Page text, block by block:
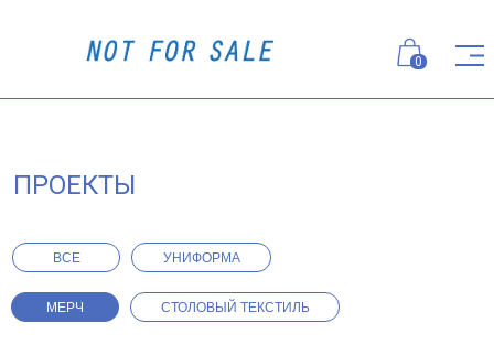
0
ПРОЕКТЫ
ВСЕ УНИФОРМА
МЕРЧ СТОЛОВЫЙ ТЕКСТИЛЬ